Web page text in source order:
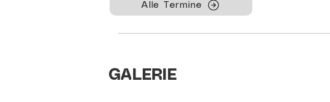
Alle Termine
GALERIE